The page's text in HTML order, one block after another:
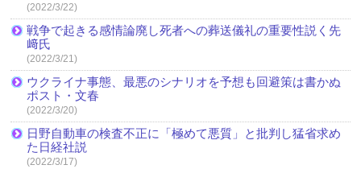
(2022/3/22)
戦争で起きる感情論廃し死者への葬送儀礼の重要性説く先
﨑氏
(2022/3/21)
ウクライナ事態、最悪のシナリオを予想も回避策は書かぬ
ポスト・文春
(2022/3/20)
日野自動車の検査不正に「極めて悪質」と批判し猛省求め
た日経社説
(2022/3/17)